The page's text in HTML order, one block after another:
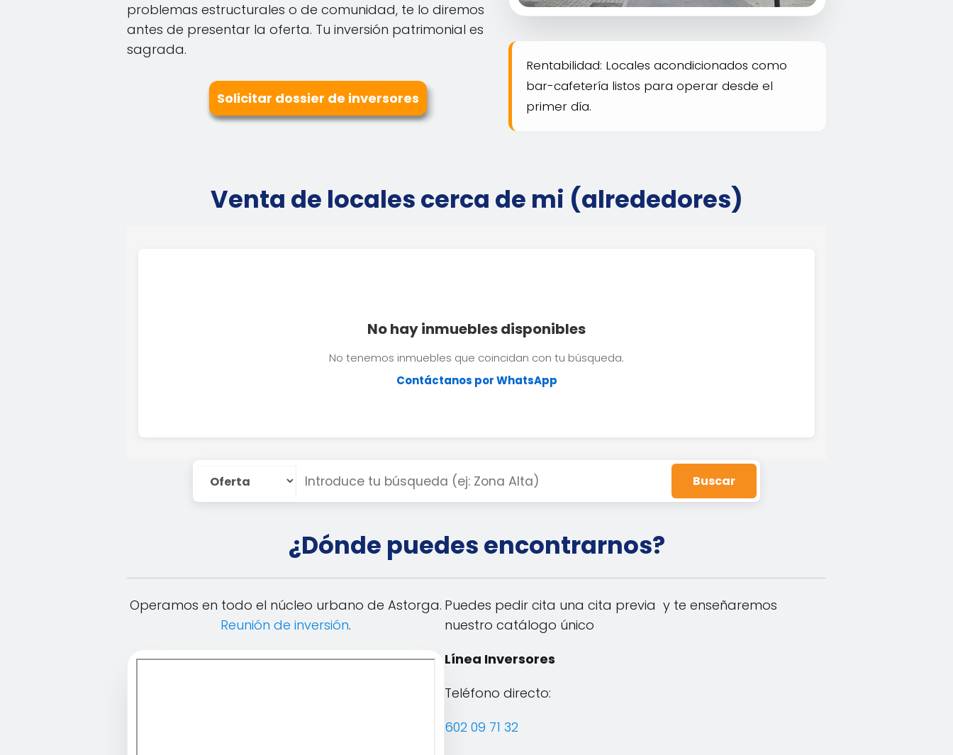
Rentabilidad: Locales acondicionados como
bar-cafetería listos para operar desde el
primer día.
problemas estructurales o de comunidad, te lo diremos
antes de presentar la oferta. Tu inversión patrimonial es
sagrada.
Solicitar dossier de inversores
Venta de locales cerca de mi (alrededores)
No hay inmuebles disponibles
No tenemos inmuebles que coincidan con tu búsqueda.
Contáctanos por WhatsApp
Buscar
¿Dónde puedes encontrarnos?
Operamos en todo el núcleo urbano de Astorga.
Reunión de inversión.
Puedes pedir cita una cita previa y te enseñaremos
nuestro catálogo único
Línea Inversores
Teléfono directo:
602 09 71 32